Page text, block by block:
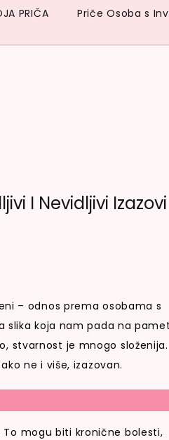
PRIČA Priče Osoba s
I Nevidljivi Izazovi
– odnos prema osobama s
slika koja nam pada na pamet
stvarnost je mnogo složenija.
ne i više, izazovan.
mogu biti kronične bolesti,